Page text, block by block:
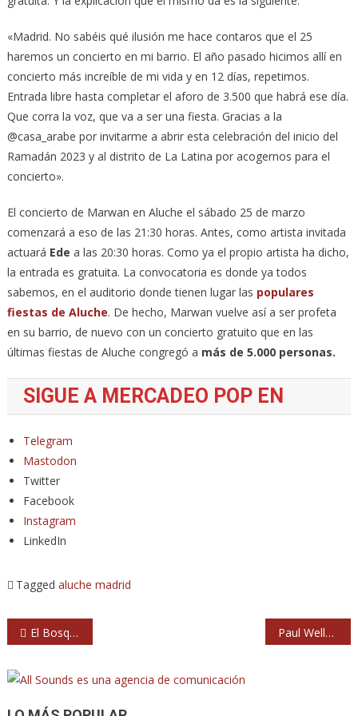
«Madrid. No sabéis qué ilusión me hace contaros que el 25
haremos un concierto en mi barrio. El año pasado hicimos allí en
concierto más increíble de mi vida y en 12 días, repetimos.
Entrada libre hasta completar el aforo de 3.500 que habrá ese día.
Que corra la voz, que va a ser una fiesta. Gracias a la
@casa_arabe por invitarme a abrir esta celebración del inicio del
Ramadán 2023 y al distrito de La Latina por acogernos para el
concierto».
El concierto de Marwan en Aluche el sábado 25 de marzo
comenzará a eso de las 21:30 horas. Antes, como artista invitada
actuará Ede a las 20:30 horas. Como ya el propio artista ha dicho,
la entrada es gratuita. La convocatoria es donde ya todos
sabemos, en el auditorio donde tienen lugar las populares
fiestas de Aluche. De hecho, Marwan vuelve así a ser profeta
en su barrio, de nuevo con un concierto gratuito que en las
últimas fiestas de Aluche congregó a más de 5.000 personas.
SIGUE A MERCADEO POP EN
Telegram
Mastodon
Twitter
Facebook
Instagram
LinkedIn
Tagged aluche madrid
Navegación
entradas
El Bosque Sonoro: un festival para dinamizar el territorio rural Paul Weller: 4 conciertos en España en septiembre